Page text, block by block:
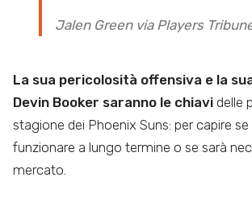
Jalen Green via Players
La sua pericolosità offensiva e la
Devin Booker saranno le chiavi delle
stagione dei Phoenix Suns: per capire
funzionare a lungo termine o se sarà
mercato.